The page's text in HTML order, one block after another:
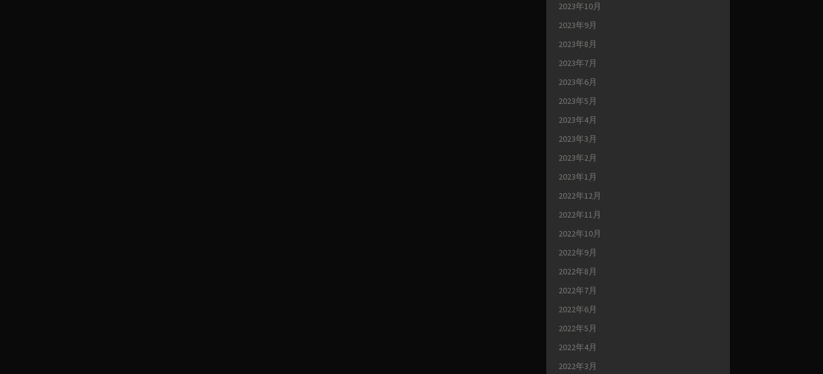
2023年10月
2023年9月
2023年8月
2023年7月
2023年6月
2023年5月
2023年4月
2023年3月
2023年2月
2023年1月
2022年12月
2022年11月
2022年10月
2022年9月
2022年8月
2022年7月
2022年6月
2022年5月
2022年4月
2022年3月